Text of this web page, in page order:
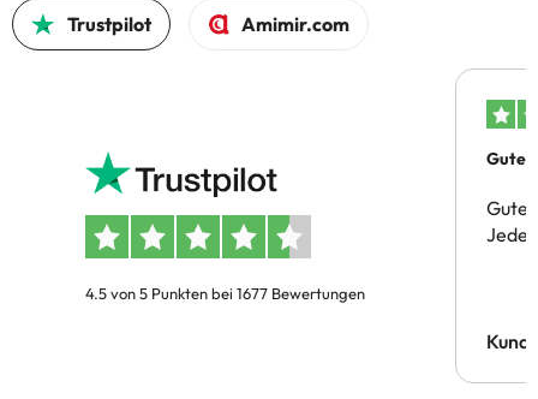
Trustpilot Amimir.com
4.5 von 5 Punkten bei 1677 Bewertungen
Gutes
Gute